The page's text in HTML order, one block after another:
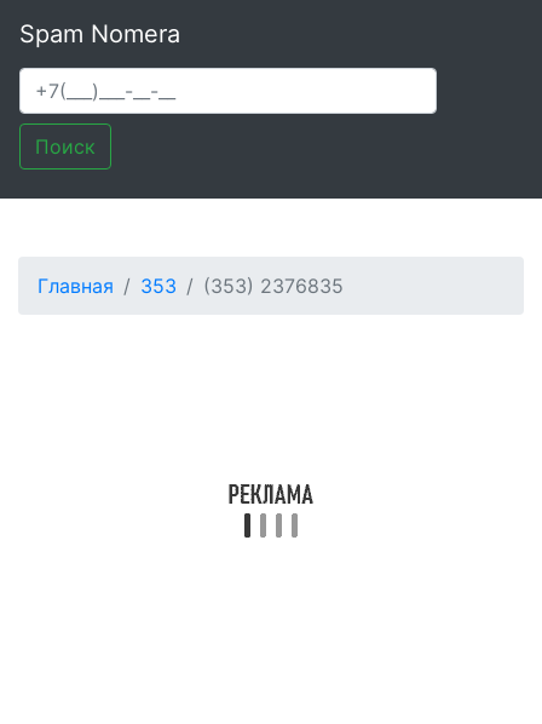
Spam Nomera
Поиск
Главная 353 (353) 2376835